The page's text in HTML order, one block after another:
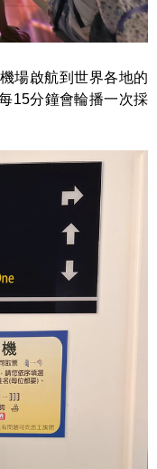
場啟航到世界各地的
15分鐘會輪播一次採